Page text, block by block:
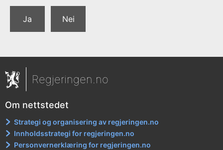
Ja Nei
Regjeringen.no
Om nettstedet
Strategi og organisering av regjeringen.no
Innholdsstrategi for regjeringen.no
Personvernerklæring for regjeringen.no